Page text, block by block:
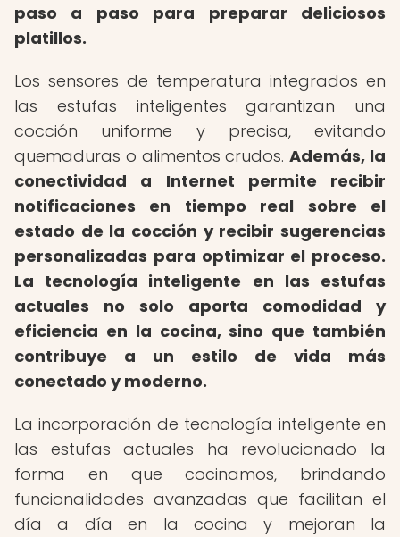
paso a paso para preparar deliciosos
platillos.
Los sensores de temperatura integrados en
las estufas inteligentes garantizan una
cocción uniforme y precisa, evitando
quemaduras o alimentos crudos.Además, la
conectividad a Internet permite recibir
notificaciones en tiempo real sobre el
estado de la cocción y recibir sugerencias
personalizadas para optimizar el proceso.
La tecnología inteligente en las estufas
actuales no solo aporta comodidad y
eficiencia en la cocina, sino que también
contribuye a un estilo de vida más
conectado y moderno.
La incorporación de tecnología inteligente en
las estufas actuales ha revolucionado la
forma en que cocinamos, brindando
funcionalidades avanzadas que facilitan el
día a día en la cocina y mejoran la